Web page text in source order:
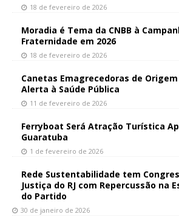
18 de fevereiro de 2026
Moradia é Tema da CNBB à
Fraternidade em 2026
18 de fevereiro de 2026
Canetas Emagrecedoras de
Alerta à Saúde Pública
11 de fevereiro de 2026
Ferryboat Será Atração Turística
Guaratuba
1 de fevereiro de 2026
Rede Sustentabilidade tem
Justiça do RJ com Repercussão na
do Partido
30 de janeiro de 2026